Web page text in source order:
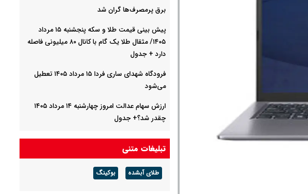
برق پرمصرف‌ها گران شد
پیش‌ بینی قیمت طلا و سکه پنجشنبه ۱۵ مرداد
۱۴۰۵/ مثقال طلا یک گام با کانال ۸۰ میلیونی فاصله
دارد + جدول
فرودگاه شهدای ساری فردا ۱۵ مرداد ۱۴۰۵ تعطیل
می‌شود
ارزش سهام عدالت امروز چهارشنبه ۱۴ مرداد ۱۴۰۵
چقدر شد؟+ جدول
بانک مرکزی با درخواست پول بانک‌ها موافقت کرد؟
تبلیغات متنی
طلای آبشده بوکینگ